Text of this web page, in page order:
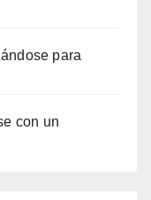
para
con un